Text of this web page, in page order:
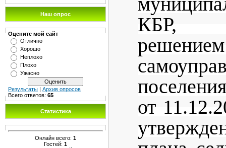
Наш опрос
Оцените мой сайт
Отлично
Хорошо
Неплохо
Плохо
Ужасно
Результаты | Архив опросов
Всего ответов: 65
Статистика
Онлайн всего: 1
Гостей: 1
КБР,
от